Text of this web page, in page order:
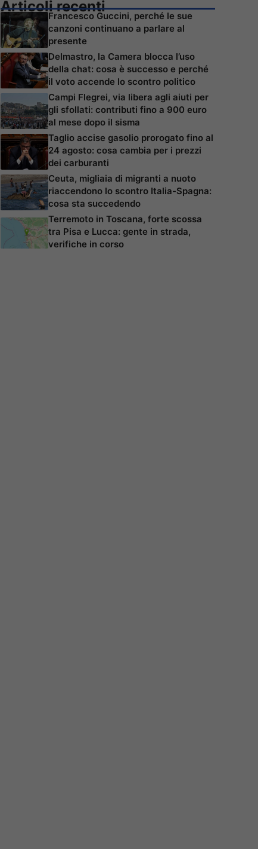
Articoli recenti
Francesco Guccini, perché le sue
canzoni continuano a parlare al
presente
Delmastro, la Camera blocca l’uso
della chat: cosa è successo e perché
il voto accende lo scontro politico
Campi Flegrei, via libera agli aiuti per
gli sfollati: contributi fino a 900 euro
al mese dopo il sisma
Taglio accise gasolio prorogato fino al
24 agosto: cosa cambia per i prezzi
dei carburanti
Ceuta, migliaia di migranti a nuoto
riaccendono lo scontro Italia-Spagna:
cosa sta succedendo
Terremoto in Toscana, forte scossa
tra Pisa e Lucca: gente in strada,
verifiche in corso